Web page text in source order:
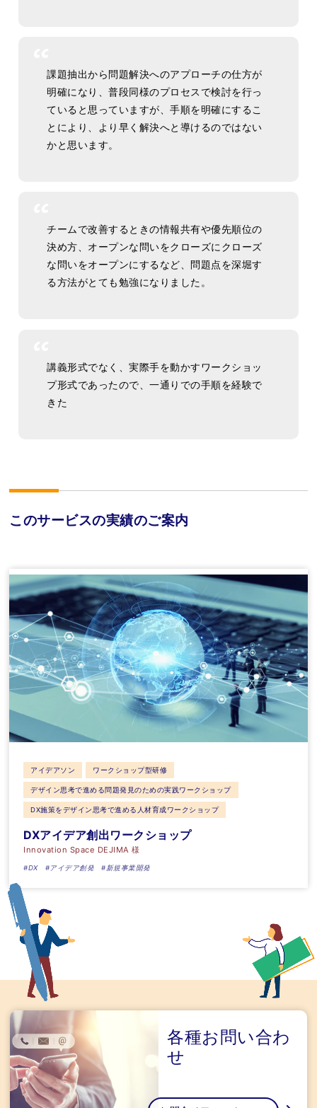
課題抽出から問題解決へのアプローチの仕方が
明確になり、普段同様のプロセスで検討を行っ
ていると思っていますが、手順を明確にするこ
とにより、より早く解決へと導けるのではない
かと思います。
チームで改善するときの情報共有や優先順位の
決め方、オープンな問いをクローズにクローズ
な問いをオープンにするなど、問題点を深堀す
る方法がとても勉強になりました。
講義形式でなく、実際手を動かすワークショッ
プ形式であったので、一通りでの手順を経験で
きた
このサービスの実績のご案内
アイデアソン ワークショップ型研修
デザイン思考で進める問題発見のための実践ワークショップ
DX施策をデザイン思考で進める人材育成ワークショップ
DXアイデア創出ワークショップ
Innovation Space DEJIMA 様
#DX #アイデア創発 #新規事業開発
各種お問い合わ
せ